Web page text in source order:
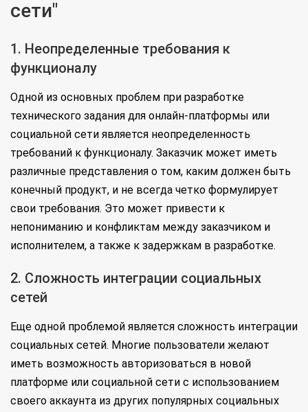
сети"
1. Неопределенные требования к
функционалу
Одной из основных проблем при разработке
технического задания для онлайн-платформы или
социальной сети является неопределенность
требований к функционалу. Заказчик может иметь
различные представления о том, каким должен быть
конечный продукт, и не всегда четко формулирует
свои требования. Это может привести к
непониманию и конфликтам между заказчиком и
исполнителем, а также к задержкам в разработке.
2. Сложность интеграции социальных
сетей
Еще одной проблемой является сложность интеграции
социальных сетей. Многие пользователи желают
иметь возможность авторизоваться в новой
платформе или социальной сети с использованием
своего аккаунта из других популярных социальных